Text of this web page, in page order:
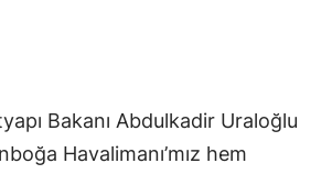
Bakanı Abdulkadir Uraloğlu
Havalimanı’mız hem